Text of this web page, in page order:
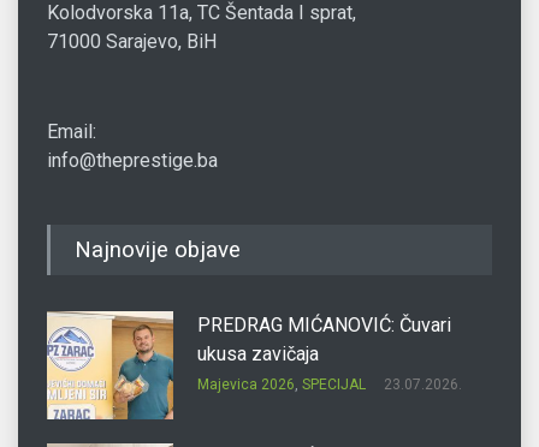
Kolodvorska 11a, TC Šentada I sprat,
71000 Sarajevo, BiH
Email:
info@theprestige.ba
Najnovije objave
PREDRAG MIĆANOVIĆ: Čuvari
ukusa zavičaja
Majevica 2026, SPECIJAL 23.07.2026.